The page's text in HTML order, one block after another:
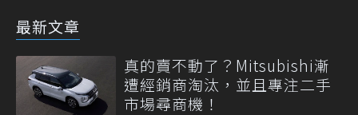
最新文章
真的賣不動了？Mitsubishi漸
遭經銷商淘汰，並且專注二手
市場尋商機！